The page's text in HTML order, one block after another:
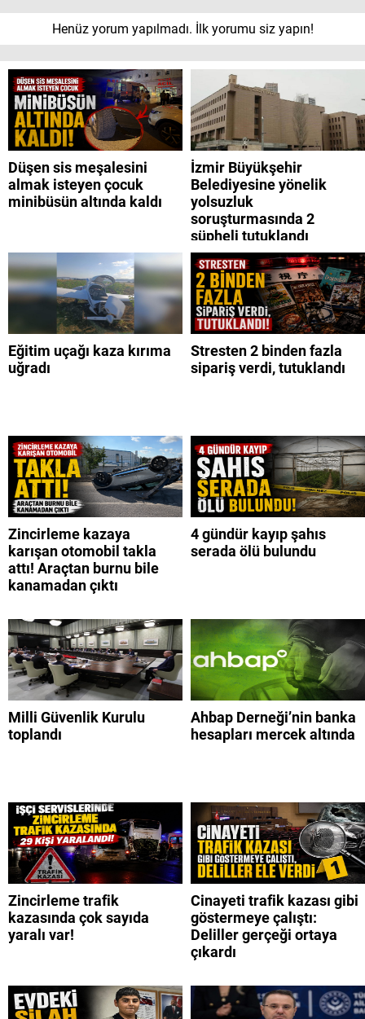
Henüz yorum yapılmadı. İlk yorumu siz yapın!
Düşen sis meşalesini
almak isteyen çocuk
minibüsün altında kaldı
İzmir Büyükşehir
Belediyesine yönelik
yolsuzluk
soruşturmasında 2
şüpheli tutuklandı
Eğitim uçağı kaza kırıma
uğradı
Stresten 2 binden fazla
sipariş verdi, tutuklandı
Zincirleme kazaya
karışan otomobil takla
attı! Araçtan burnu bile
kanamadan çıktı
4 gündür kayıp şahıs
serada ölü bulundu
Milli Güvenlik Kurulu
toplandı
Ahbap Derneği’nin banka
hesapları mercek altında
Zincirleme trafik
kazasında çok sayıda
yaralı var!
Cinayeti trafik kazası gibi
göstermeye çalıştı:
Deliller gerçeği ortaya
çıkardı